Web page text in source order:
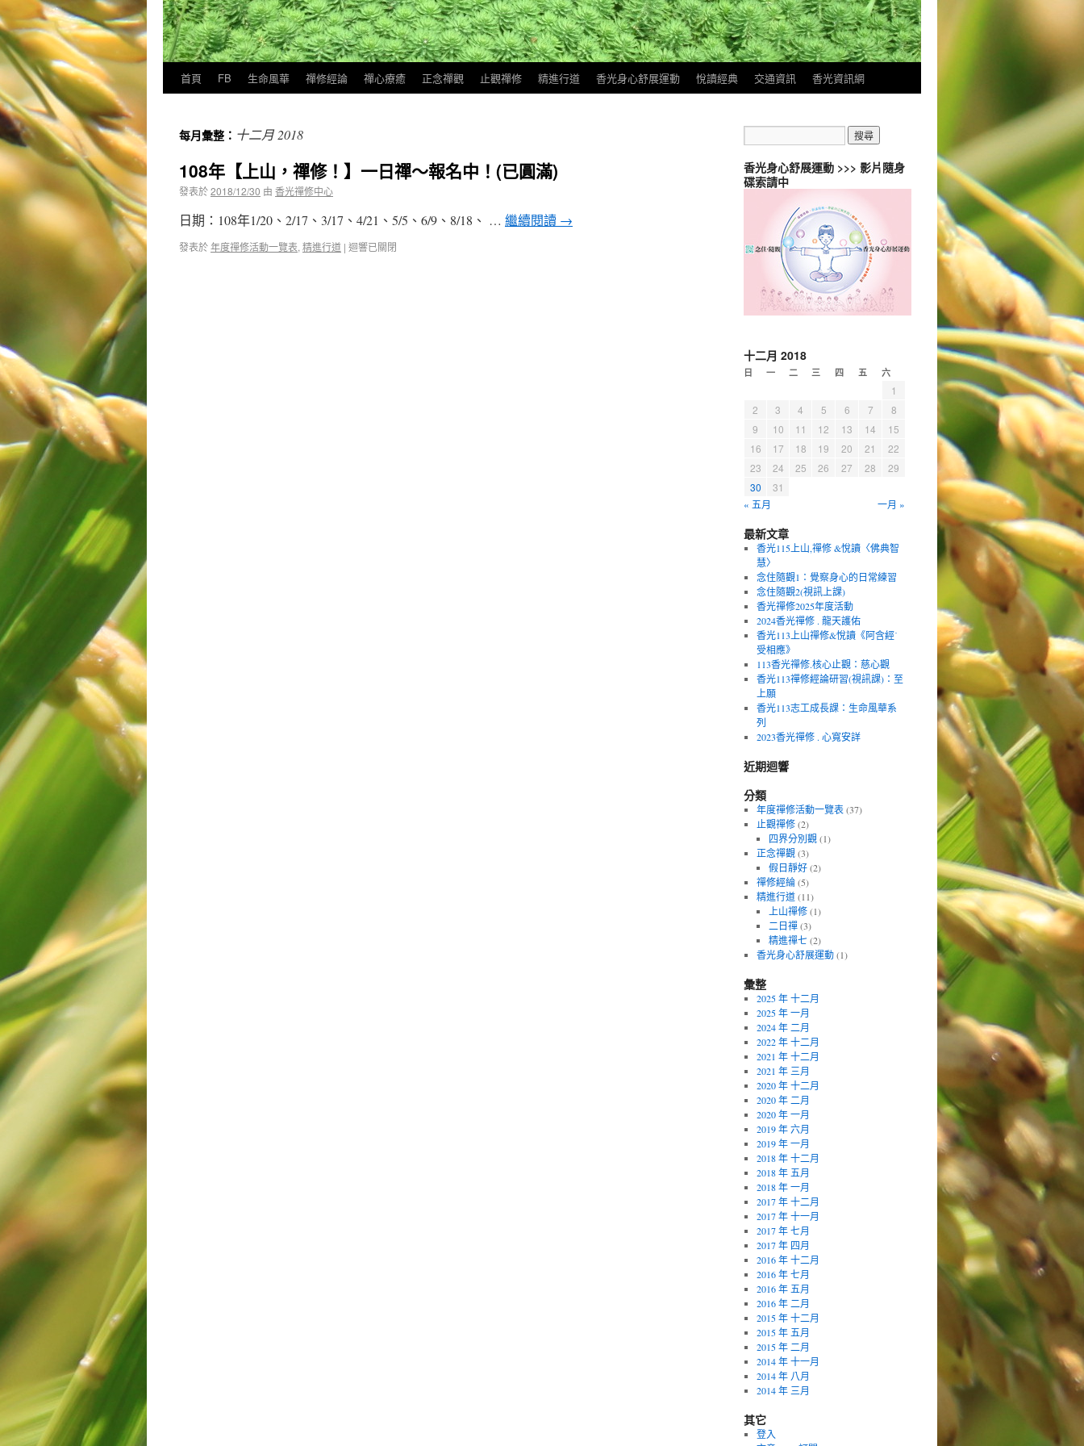
首頁 FB 生命風華 禪修經論 禪心療癒 正念禪觀 止觀禪修 精進行道 香光身心舒展運動 悅讀經典 交通資訊 香光資訊網
每月彙整： 十二月 2018
108年【上山，禪修！】一日禪～報名中！(已圓滿)
發表於2018/12/30 由 香光禪修中心
日期：108年1/20、2/17、3/17、4/21、5/5、6/9、8/18、 … 繼續閱讀 →
發表於年度禪修活動一覽表, 精進行道 | 迴響已關閉
香光身心舒展運動 >>> 影片隨身
碟索請中
十二月 2018
日 一 二 三 四 五 六
« 五月 一月 »
1
2
3 4 5 6 7
8
9
10 11 12 13 14
15
16
17 18 19 20 21
22
23
24 25 26 27 28
29
30
31
最新文章
香光115上山,禪修 &悅讀〈佛典智
慧〉
念住隨觀1：覺察身心的日常練習
念住隨觀2(視訊上課)
香光禪修2025年度活動
2024香光禪修 . 龍天護佑
香光113上山禪修&悅讀《阿含經˙
受相應》
113香光禪修.核心止觀：慈心觀
香光113禪修經論研習(視訊課)：至
上願
香光113志工成長課：生命風華系
列
2023香光禪修 . 心寬安詳
近期迴響
分類
年度禪修活動一覽表(37)
止觀禪修(2)
四界分別觀(1)
正念禪觀(3)
假日靜好(2)
禪修經綸(5)
精進行道(11)
上山禪修(1)
二日禪(3)
精進禪七 (2)
香光身心舒展運動(1)
彙整
2025 年 十二月
2025 年 一月
2024 年 二月
2022 年 十二月
2021 年 十二月
2021 年 三月
2020 年 十二月
2020 年 二月
2020 年 一月
2019 年 六月
2019 年 一月
2018 年 十二月
2018 年 五月
2018 年 一月
2017 年 十二月
2017 年 十一月
2017 年 七月
2017 年 四月
2016 年 十二月
2016 年 七月
2016 年 五月
2016 年 二月
2015 年 十二月
2015 年 五月
2015 年 二月
2014 年 十一月
2014 年 八月
2014 年 三月
其它
登入